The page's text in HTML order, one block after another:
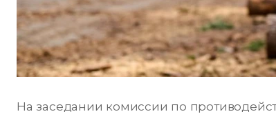
На заседании комиссии по